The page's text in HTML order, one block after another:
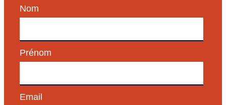
Nom
Prénom
Email